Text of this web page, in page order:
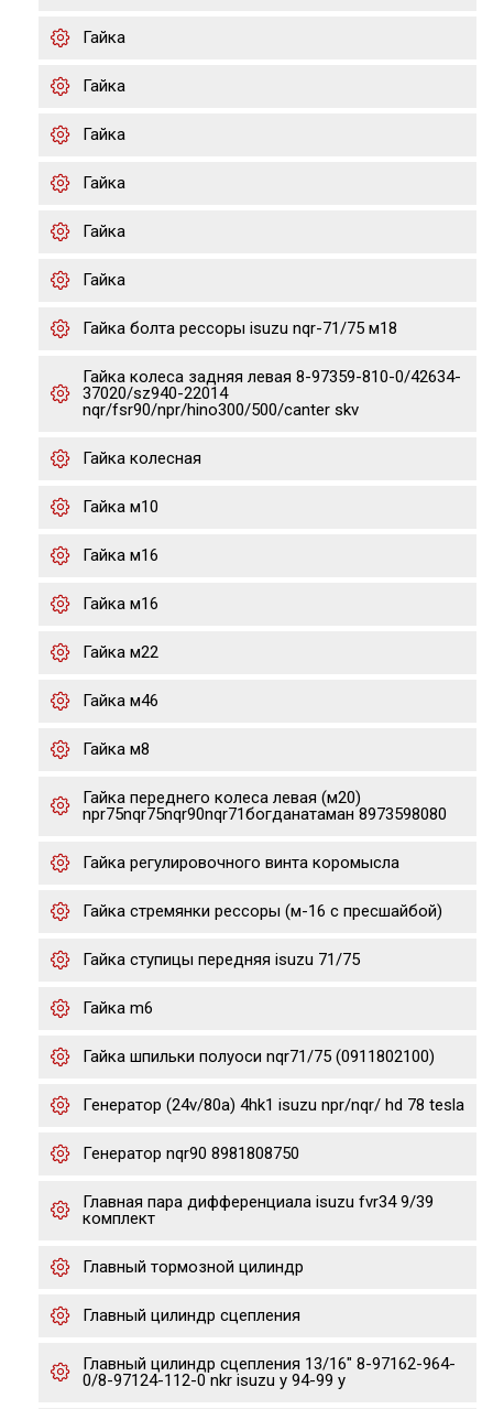
Гайка
Гайка
Гайка
Гайка
Гайка
Гайка
Гайка болта рессоры isuzu nqr-71/75 м18
Гайка колеса задняя левая 8-97359-810-0/42634-
37020/sz940-22014
nqr/fsr90/npr/hino300/500/canter skv
Гайка колесная
Гайка м10
Гайка м16
Гайка м16
Гайка м22
Гайка м46
Гайка м8
Гайка переднего колеса левая (м20)
npr75nqr75nqr90nqr71богданатаман 8973598080
Гайка регулировочного винта коромысла
Гайка стремянки рессоры (м-16 с пресшайбой)
Гайка ступицы передняя isuzu 71/75
Гайка m6
Гайка шпильки полуоси nqr71/75 (0911802100)
Генератор (24v/80a) 4hk1 isuzu npr/nqr/ hd 78 tesla
Генератор nqr90 8981808750
Главная пара дифференциала isuzu fvr34 9/39
комплект
Главный тормозной цилиндр
Главный цилиндр сцепления
Главный цилиндр сцепления 13/16" 8-97162-964-
0/8-97124-112-0 nkr isuzu y 94-99 y